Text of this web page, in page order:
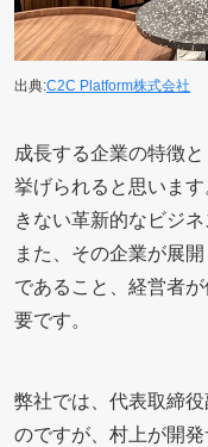
出典:C2C Platform株式会社
成長する企業の特徴
挙げられると思いま
きない革新的なビジ
また、その企業が展
であること、経営者
要です。
弊社では、代表取締
のですが、村上が開